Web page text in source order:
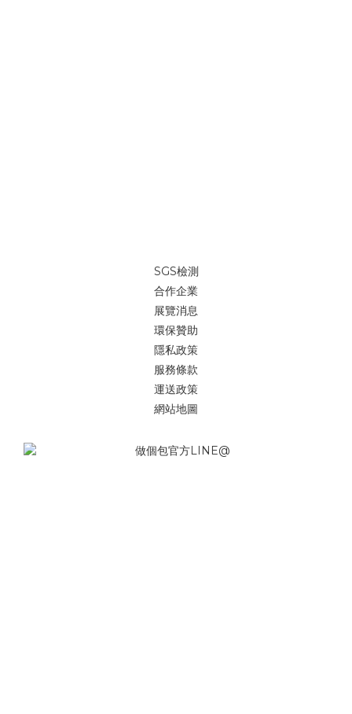
SGS檢測
合作企業
展覽消息
環保贊助
隱私政策
服務條款
運送政策
網站地圖